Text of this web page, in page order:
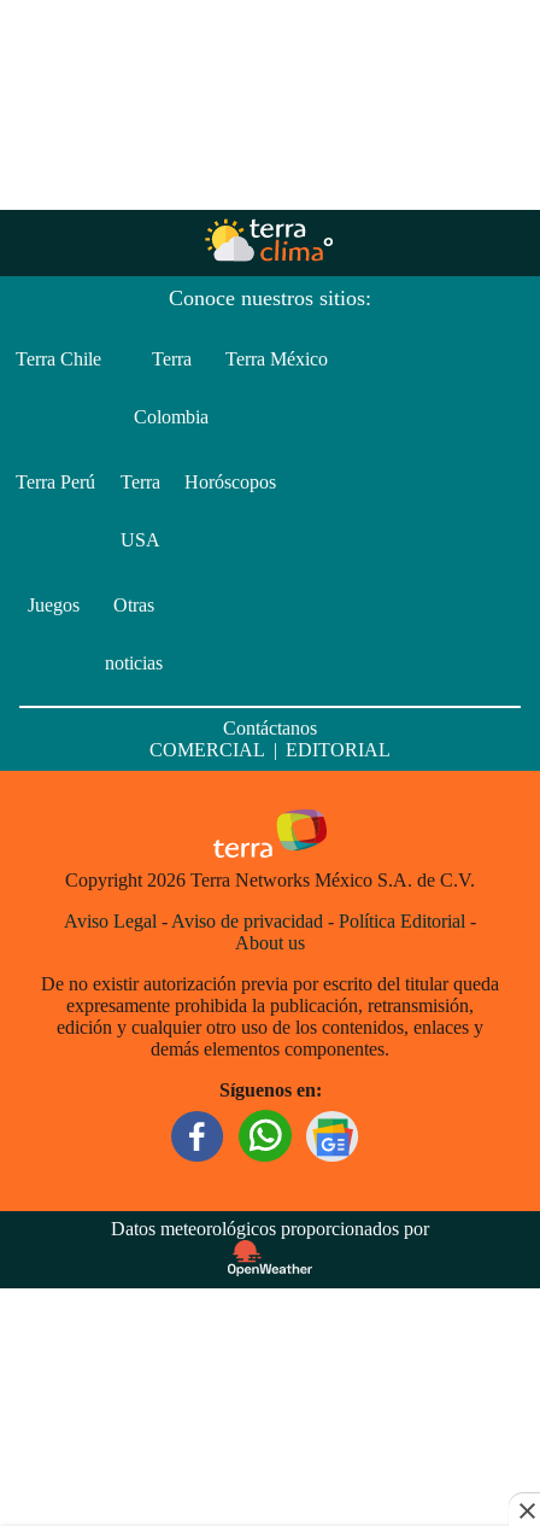
Conoce nuestros sitios:
Terra Chile Terra
Colombia
Terra México
Terra Perú Terra
USA
Horóscopos
Juegos Otras
noticias
Contáctanos
COMERCIAL | EDITORIAL
Copyright 2026 Terra Networks México S.A. de C.V.
Aviso Legal - Aviso de privacidad - Política Editorial -
About us
De no existir autorización previa por escrito del titular queda
expresamente prohibida la publicación, retransmisión,
edición y cualquier otro uso de los contenidos, enlaces y
demás elementos componentes.
Síguenos en:
Datos meteorológicos proporcionados por